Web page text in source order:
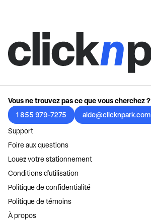
Vous ne trouvez pas ce que vous cherchez ?
1 855 979-7275
aide@clicknpark.com
Support
Foire aux questions
Louez votre stationnement
Conditions d'utilisation
Politique de confidentialité
Politique de témoins
À propos